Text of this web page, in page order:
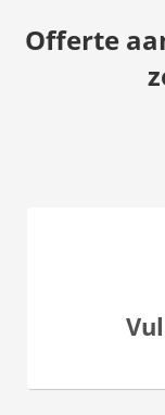
Offerte